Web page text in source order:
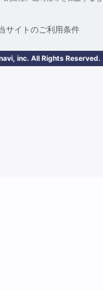
サイトのご利用条件
inc. All Rights Reserved.